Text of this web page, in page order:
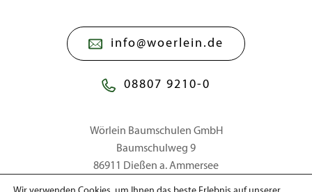
info@woerlein.de
08807 9210-0
Wörlein Baumschulen GmbH
Baumschulweg 9
86911 Dießen a. Ammersee